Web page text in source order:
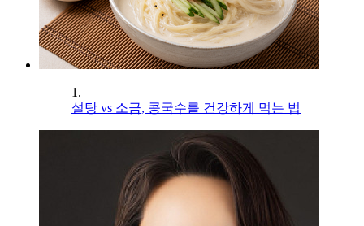
1.
설탕 vs 소금, 콩국수를 건강하게 먹는 법